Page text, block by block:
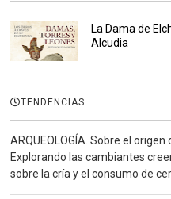
La Dama de
Alcudia
TENDENCIAS
ARQUEOLOGÍA. Sobre el
Explorando las cambiantes
sobre la cría y el consumo de